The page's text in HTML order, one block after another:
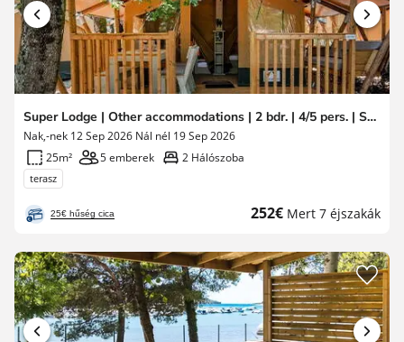
Super Lodge | Other accommodations | 2 bdr. | 4/5 pers. | Small Decking
Nak,-nek 12 Sep 2026 Nál nél 19 Sep 2026
25m²
5 emberek 2 Hálószoba
terasz
25€ hűség cica
Új
252€ Mert 7 éjszakák